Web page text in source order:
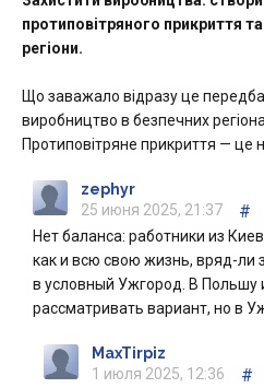
протиповітряного прикриття
регіони.
Що заважало відразу це
виробництво в безпечних
Протиповітряне прикриття — це
zephyr
25 июня 2025, 21:37
#
Нет баланса: работники из
как и всю свою жизнь, вряд-ли
в условный Ужгород. В Польшу
рассматривать вариант, но в
MaxTirpiz
1 июля 2025, 12:36
#